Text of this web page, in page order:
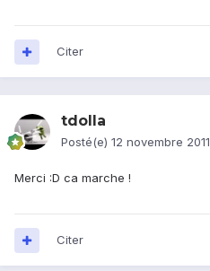
Citer
tdolla
Posté(e) 12 novembre 2011
Merci :D ca marche !
Citer